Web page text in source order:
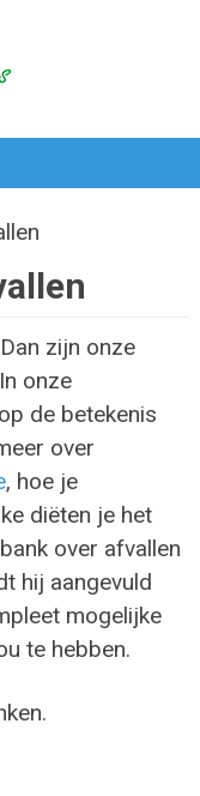
zijn onze
onze
de betekenis
over
, hoe je
diëten je het
over afvallen
hij aangevuld
mogelijke
te hebben.